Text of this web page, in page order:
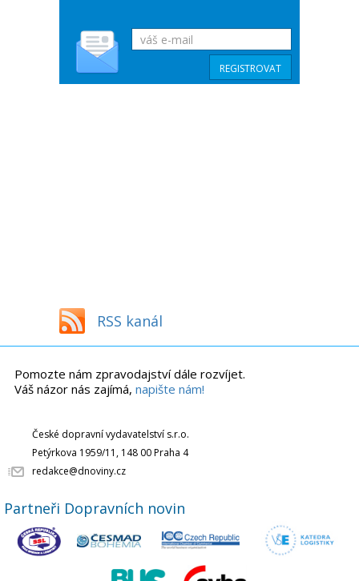
RSS kanál
Pomozte nám zpravodajství dále rozvíjet.
Váš názor nás zajímá, napište nám!
České dopravní vydavatelství s.r.o.
Petýrkova 1959/11, 148 00 Praha 4
redakce@dnoviny.cz
Partneři Dopravních novin